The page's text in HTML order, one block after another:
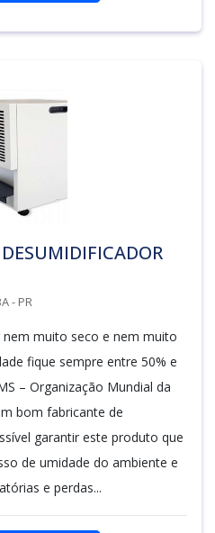
- PR
muito seco e nem muito
fique sempre entre 50% e
– Organização Mundial da
bom fabricante de
garantir este produto que
de umidade do ambiente e
e perdas...